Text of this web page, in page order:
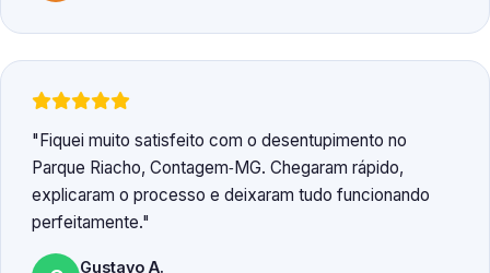
Fiquei muito satisfeito com o desentupimento no
Parque Riacho, Contagem‑MG. Chegaram rápido,
explicaram o processo e deixaram tudo funcionando
perfeitamente.
Gustavo A.